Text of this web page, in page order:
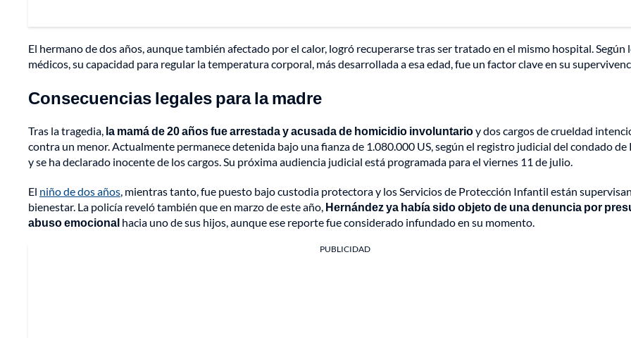
El hermano de dos años, aunque también afectado por el calor, logró recuperarse tras ser tratado en el mismo hospital. Según
médicos, su capacidad para regular la temperatura corporal, más desarrollada a esa edad, fue un factor clave en su
Consecuencias legales para la madre
Tras la tragedia, la mamá de 20 años fue arrestada y acusada de homicidio involuntarioy dos cargos de crueldad
contra un menor. Actualmente permanece detenida bajo una fianza de 1.080.000 US, según el registro judicial del condado de
y se ha declarado inocente de los cargos. Su próxima audiencia judicial está programada para el viernes 11 de julio.
El niño de dos años, mientras tanto, fue puesto bajo custodia protectora y los Servicios de Protección Infantil están
bienestar. La policía reveló también que en marzo de este año, Hernández ya había sido objeto de una denuncia por
abuso emocional hacia uno de sus hijos, aunque ese reporte fue considerado infundado en su momento.
PUBLICIDAD